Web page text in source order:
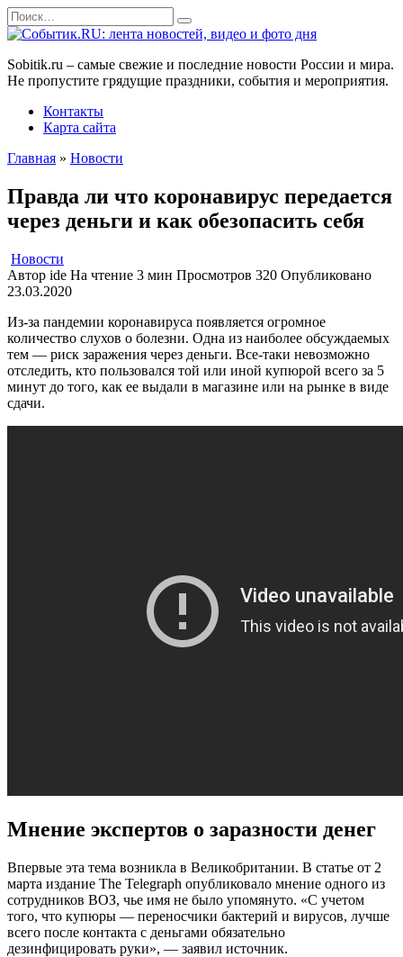
Перейти
к
Search
for:
Sobitik.ru – самые свежие и последние новости России и мира.
Не пропустите грядущие праздники, события и мероприятия.
Контакты
Карта сайта
Главная » Новости
Правда ли что коронавирус передается
через деньги и как обезопасить себя
Новости
Автор ide На чтение 3 мин Просмотров 320 Опубликовано
23.03.2020
Из-за пандемии коронавируса появляется огромное
количество слухов о болезни. Одна из наиболее обсуждаемых
тем — риск заражения через деньги. Все-таки невозможно
отследить, кто пользовался той или иной купюрой всего за 5
минут до того, как ее выдали в магазине или на рынке в виде
сдачи.
Мнение экспертов о заразности денег
Впервые эта тема возникла в Великобритании. В статье от 2
марта издание The Telegraph опубликовало мнение одного из
сотрудников ВОЗ, чье имя не было упомянуто. «С учетом
того, что купюры — переносчики бактерий и вирусов, лучше
всего после контакта с деньгами обязательно
дезинфицировать руки», — заявил источник.